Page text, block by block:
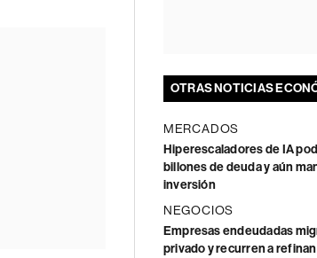
OTRAS NOTICIAS
MERCADOS
Hiperescaladores de IA
billones de deuda y aún
inversión
NEGOCIOS
Empresas endeudadas
privado y recurren a